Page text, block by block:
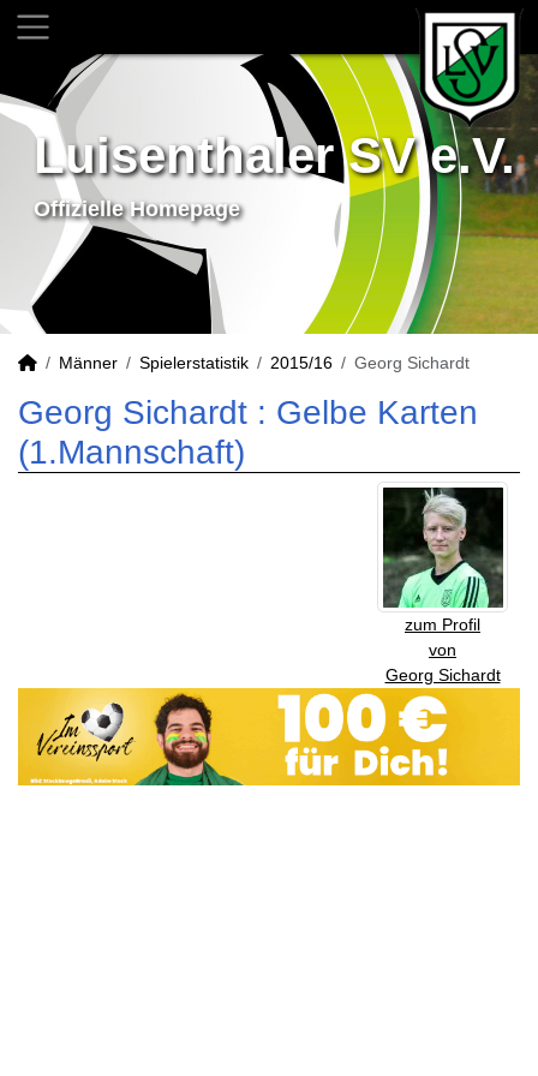
Luisenthaler SV e.V.
Offizielle Homepage
Männer Spielerstatistik 2015/16 Georg Sichardt
Georg Sichardt : Gelbe Karten
(1.Mannschaft)
zum Profil
von
Georg Sichardt